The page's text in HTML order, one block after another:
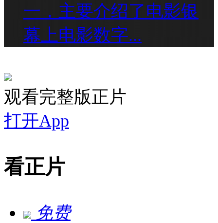
一，主要介绍了电影银
幕上电影数字...
观看完整版正片
打开App
看正片
免费